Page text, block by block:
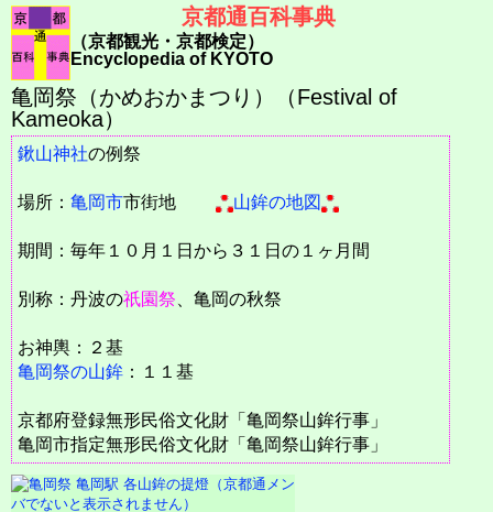
京都通百科事典
（京都観光・京都検定）
Encyclopedia of KYOTO
亀岡祭（かめおかまつり）（Festival of
Kameoka）
鍬山神社の例祭
場所： 亀岡市市街地 山鉾の地図
期間：毎年１０月１日から３１日の１ヶ月間
別称：丹波の祇園祭 、亀岡の秋祭
お神輿：２基
亀岡祭の山鉾 ：１１基
京都府登録無形民俗文化財「亀岡祭山鉾行事」
亀岡市指定無形民俗文化財「亀岡祭山鉾行事」